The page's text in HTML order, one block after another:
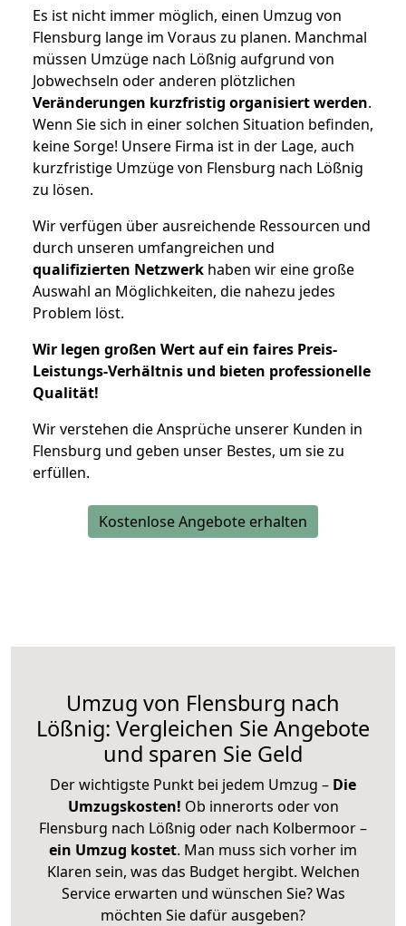
Es ist nicht immer möglich, einen Umzug von
Flensburg lange im Voraus zu planen. Manchmal
müssen Umzüge nach Lößnig aufgrund von
Jobwechseln oder anderen plötzlichen
Veränderungen kurzfristig organisiert werden.
Wenn Sie sich in einer solchen Situation befinden,
keine Sorge! Unsere Firma ist in der Lage, auch
kurzfristige Umzüge von Flensburg nach Lößnig
zu lösen.
Wir verfügen über ausreichende Ressourcen und
durch unseren umfangreichen und
qualifizierten Netzwerk haben wir eine große
Auswahl an Möglichkeiten, die nahezu jedes
Problem löst.
Wir legen großen Wert auf ein faires Preis-
Leistungs-Verhältnis und bieten professionelle
Qualität!
Wir verstehen die Ansprüche unserer Kunden in
Flensburg und geben unser Bestes, um sie zu
erfüllen.
Kostenlose Angebote erhalten
Umzug von Flensburg nach
Lößnig: Vergleichen Sie Angebote
und sparen Sie Geld
Der wichtigste Punkt bei jedem Umzug – Die
Umzugskosten! Ob innerorts oder von
Flensburg nach Lößnig oder nach Kolbermoor –
ein Umzug kostet. Man muss sich vorher im
Klaren sein, was das Budget hergibt. Welchen
Service erwarten und wünschen Sie? Was
möchten Sie dafür ausgeben?